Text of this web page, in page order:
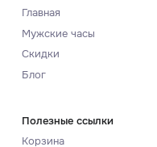
Главная
Мужские часы
Скидки
Блог
Полезные ссылки
Корзина